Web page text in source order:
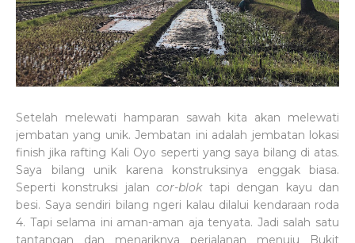
Setelah melewati hamparan sawah kita akan melewati
jembatan yang unik. Jembatan ini adalah jembatan lokasi
finish jika rafting Kali Oyo seperti yang saya bilang di atas.
Saya bilang unik karena konstruksinya enggak biasa.
Seperti konstruksi jalancor-bloktapi dengan kayu dan
besi. Saya sendiri bilang ngeri kalau dilalui kendaraan roda
4. Tapi selama ini aman-aman aja tenyata. Jadi salah satu
tantangan dan menariknya perjalanan menuju Bukit